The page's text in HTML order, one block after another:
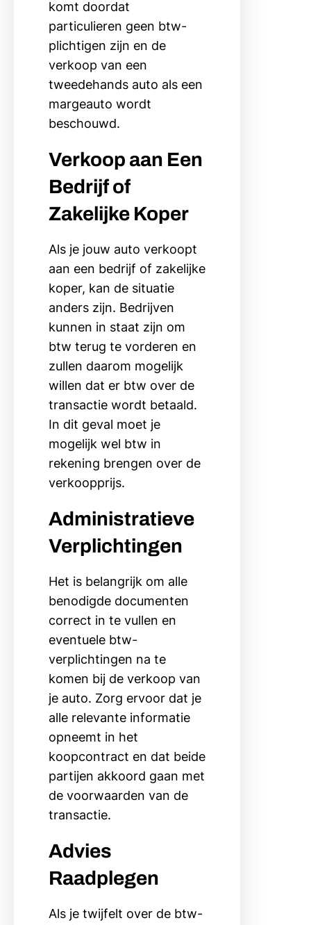
komt doordat
particulieren geen btw-
plichtigen zijn en de
verkoop van een
tweedehands auto als een
margeauto wordt
beschouwd.
Verkoop aan Een
Bedrijf of
Zakelijke Koper
Als je jouw auto verkoopt
aan een bedrijf of zakelijke
koper, kan de situatie
anders zijn. Bedrijven
kunnen in staat zijn om
btw terug te vorderen en
zullen daarom mogelijk
willen dat er btw over de
transactie wordt betaald.
In dit geval moet je
mogelijk wel btw in
rekening brengen over de
verkoopprijs.
Administratieve
Verplichtingen
Het is belangrijk om alle
benodigde documenten
correct in te vullen en
eventuele btw-
verplichtingen na te
komen bij de verkoop van
je auto. Zorg ervoor dat je
alle relevante informatie
opneemt in het
koopcontract en dat beide
partijen akkoord gaan met
de voorwaarden van de
transactie.
Advies
Raadplegen
Als je twijfelt over de btw-